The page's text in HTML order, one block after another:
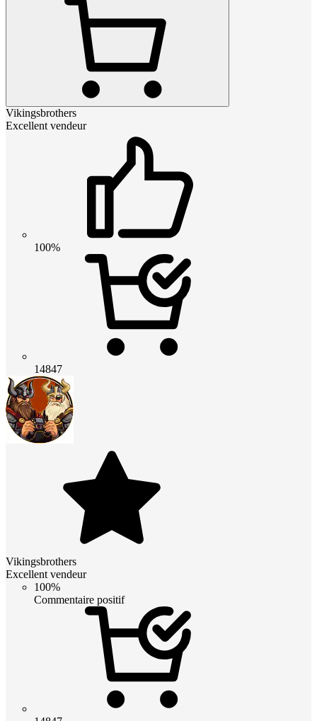
Vikingsbrothers
Excellent vendeur
100%
14847
Vikingsbrothers
Excellent vendeur
100%
Commentaire positif